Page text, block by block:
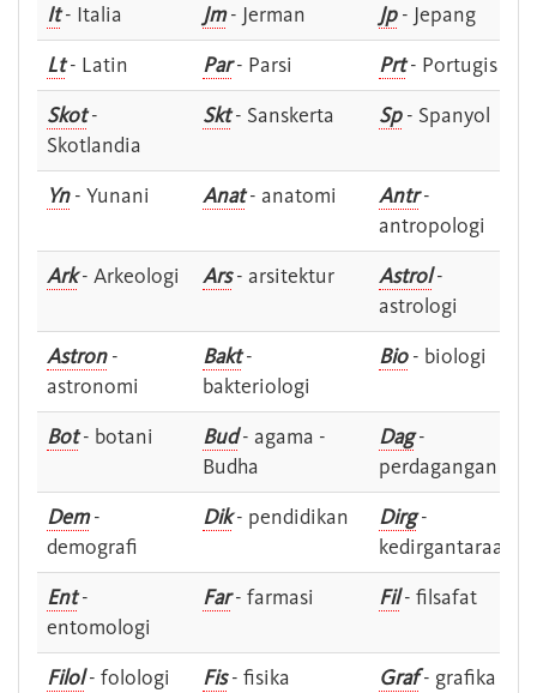
It- Italia Jm- Jerman Jp- Jepang
Lt- Latin Par- Parsi Prt- Portugis
Skot-
Skotlandia
Skt- Sanskerta Sp- Spanyol
Yn- Yunani Anat- anatomi Antr-
antropologi
Ark- Arkeologi Ars- arsitektur Astrol-
astrologi
Astron-
astronomi
Bakt-
bakteriologi
Bio- biologi
Bot- botani Bud- agama -
Budha
Dag-
perdagangan
Dem-
demografi
Dik- pendidikan Dirg-
kedirgantaraan
Ent-
entomologi
Far- farmasi Fil- filsafat
Filol- folologi Fis- fisika Graf- grafika